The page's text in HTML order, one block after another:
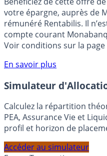
Bénéficiez de cette offre
votre épargne, auprès de
rémunéré Rentabilis. Il
compte courant
Voir conditions sur la page
En savoir plus
Simulateur
Calculez la répartition
PEA, Assurance Vie et
profil et horizon de